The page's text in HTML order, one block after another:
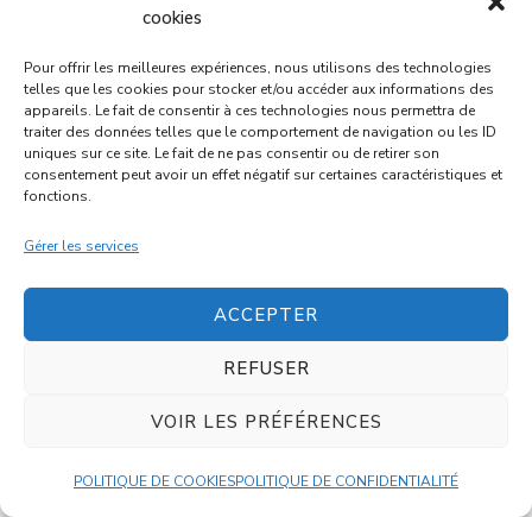
cookies
Pour offrir les meilleures expériences, nous utilisons des technologies
telles que les cookies pour stocker et/ou accéder aux informations des
appareils. Le fait de consentir à ces technologies nous permettra de
traiter des données telles que le comportement de navigation ou les ID
uniques sur ce site. Le fait de ne pas consentir ou de retirer son
consentement peut avoir un effet négatif sur certaines caractéristiques et
fonctions.
Gérer les services
ACCEPTER
REFUSER
VOIR LES PRÉFÉRENCES
POLITIQUE DE COOKIESPOLITIQUE DE CONFIDENTIALITÉ
20 mins Intermédiaire
DESSERT
MUFFINS CHOCO-BANANE AU
35 mins Intermédiaire